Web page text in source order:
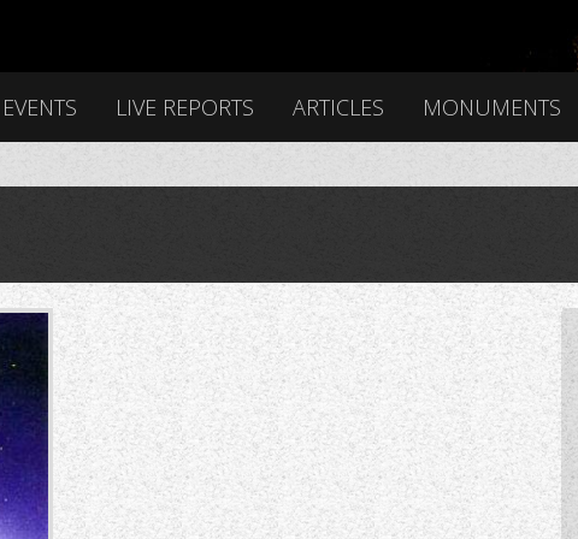
EVENTS LIVE REPORTS ARTICLES MONUMENTS